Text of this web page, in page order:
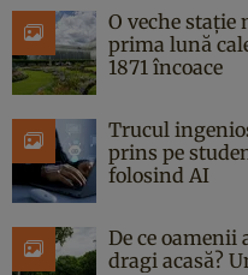
O veche
prima lună
1871 încoace
Trucul
prins pe
folosind AI
De ce oamenii
dragi acasă?